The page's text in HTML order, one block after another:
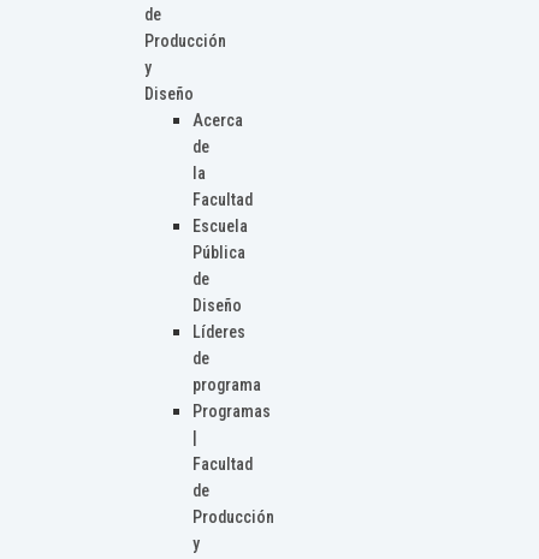
de
Producción
y
Diseño
Acerca
de
la
Facultad
Escuela
Pública
de
Diseño
Líderes
de
programa
Programas
Facultad
de
Producción
y